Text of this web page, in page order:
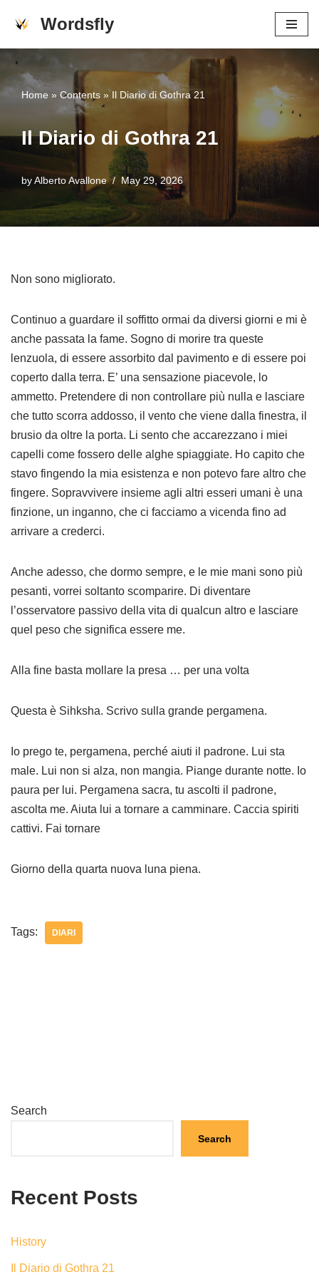
to
content
Wordsfly
Home » Contents »Il Diario di Gothra 21
Il Diario di Gothra 21
byAlberto Avallone May 29, 2026
Non sono migliorato.
Continuo a guardare il soffitto ormai da diversi giorni e mi è
anche passata la fame. Sogno di morire tra queste
lenzuola, di essere assorbito dal pavimento e di essere poi
coperto dalla terra. E’ una sensazione piacevole, lo
ammetto. Pretendere di non controllare più nulla e lasciare
che tutto scorra addosso, il vento che viene dalla finestra, il
brusio da oltre la porta. Li sento che accarezzano i miei
capelli come fossero delle alghe spiaggiate. Ho capito che
stavo fingendo la mia esistenza e non potevo fare altro che
fingere. Sopravvivere insieme agli altri esseri umani è una
finzione, un inganno, che ci facciamo a vicenda fino ad
arrivare a crederci.
Anche adesso, che dormo sempre, e le mie mani sono più
pesanti, vorrei soltanto scomparire. Di diventare
l’osservatore passivo della vita di qualcun altro e lasciare
quel peso che significa essere me.
Alla fine basta mollare la presa … per una volta
Questa è Sihksha. Scrivo sulla grande pergamena.
Io prego te, pergamena, perché aiuti il padrone. Lui sta
male. Lui non si alza, non mangia. Piange durante notte. Io
paura per lui. Pergamena sacra, tu ascolti il padrone,
ascolta me. Aiuta lui a tornare a camminare. Caccia spiriti
cattivi. Fai tornare
Giorno della quarta nuova luna piena.
Tags: DIARI
Search
Search
Recent Posts
History
Il Diario di Gothra 21